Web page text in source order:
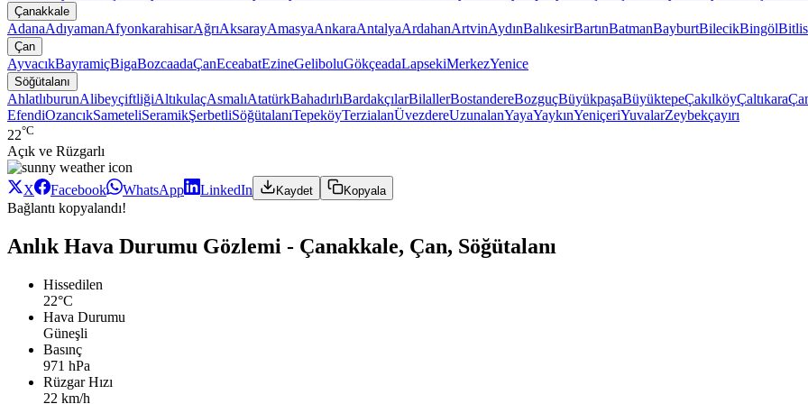
Çanakkale
AdanaAdıyamanAfyonkarahisarAğrıAksarayAmasyaAnkaraAntalyaArdahanArtvinAydınBalıkesirBartınBatmanBayburtBilecikBingölBitlis
Çan
AyvacıkBayramiçBigaBozcaadaÇanEceabatEzineGeliboluGökçeadaLapsekiMerkezYenice
Söğütalanı
AhlatlıburunAlibeyçiftliğiAltıkulaçAsmalıAtatürkBahadırlıBardakçılarBilallerBostandereBozguçBüyükpaşaBüyüktepeÇakılköyÇaltıkara
EfendiOzancıkSameteliSeramikŞerbetliSöğütalanıTepeköyTerzialanÜvezdereUzunalanYayaYaykınYeniçeriYuvalarZeybekçayırı
22°C
Açık ve Rüzgarlı
X Facebook WhatsApp LinkedIn Kaydet Kopyala
Bağlantı kopyalandı!
Anlık Hava Durumu Gözlemi - Çanakkale, Çan, Söğütalanı
Hissedilen
22°C
Hava Durumu
Güneşli
Basınç
971 hPa
Rüzgar Hızı
22 km/h